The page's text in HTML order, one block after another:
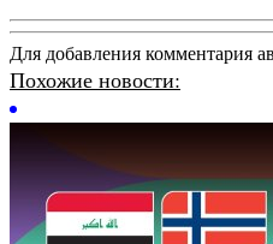
Для добавления комментария
Похожие новости: